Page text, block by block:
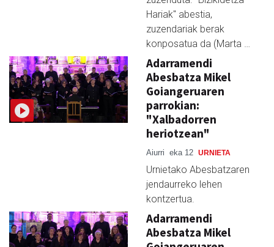
Hariak" abestia,
zuzendariak berak
konposatua da (Marta …
Adarramendi
Abesbatza Mikel
Goiangeruaren
parrokian:
"Xalbadorren
heriotzean"
Aiurri eka 12 URNIETA
Urnietako Abesbatzaren
jendaurreko lehen
kontzertua.
Adarramendi
Abesbatza Mikel